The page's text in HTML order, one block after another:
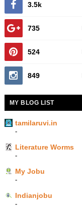
3.5k
735
524
849
MY BLOG LIST
tamilaruvi.in
-
Literature Worms
-
My Jobu
-
Indianjobu
-